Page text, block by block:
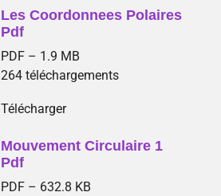
Les Coordonnees Polaires
Pdf
PDF – 1.9 MB
264 téléchargements
Télécharger
Mouvement Circulaire 1
Pdf
PDF – 632.8 KB